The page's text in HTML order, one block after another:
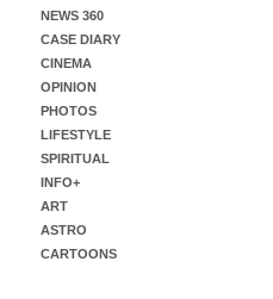
NEWS 360
CASE DIARY
CINEMA
OPINION
PHOTOS
LIFESTYLE
SPIRITUAL
INFO+
ART
ASTRO
CARTOONS